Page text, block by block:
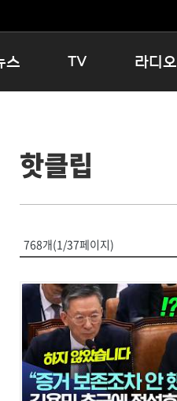
스 TV
인생내컷
테마기행 길
시청자 FLEX
특집프로그램
종영프로그램
라디오
핫클립
768개(1/37페이지)